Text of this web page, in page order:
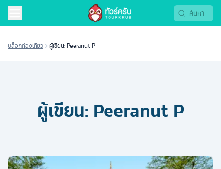
บล็อกท่องเที่ยว ผู้เขียน: Peeranut P
ผู้เขียน: Peeranut P